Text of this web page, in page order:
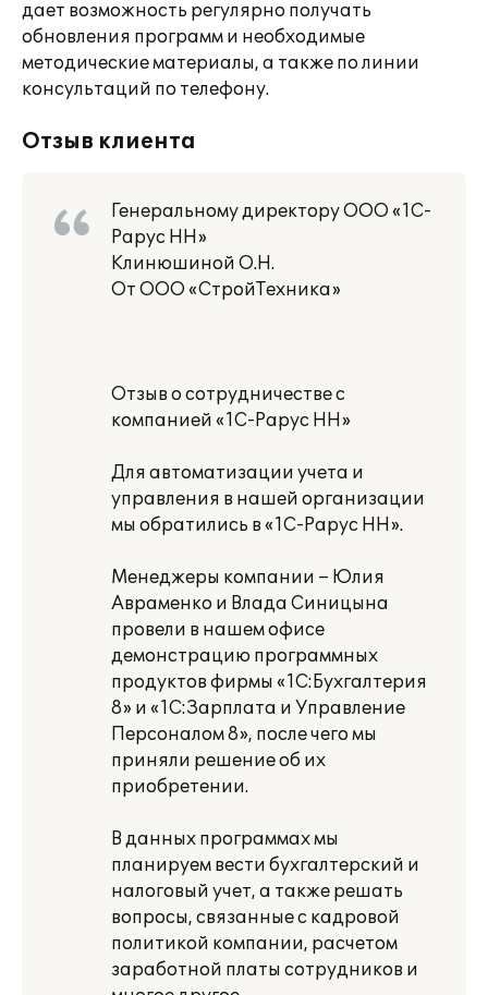
дает возможность регулярно получать
обновления программ и необходимые
методические материалы, а также по линии
консультаций по телефону.
Отзыв клиента
Генеральному директору ООО «1С-
Рарус НН»
Клинюшиной О.Н.
От ООО «СтройТехника»
Отзыв о сотрудничестве с
компанией «1С-Рарус НН»
Для автоматизации учета и
управления в нашей организации
мы обратились в «1С-Рарус НН».
Менеджеры компании – Юлия
Авраменко и Влада Синицына
провели в нашем офисе
демонстрацию программных
продуктов фирмы «1С:Бухгалтерия
8» и «1С:Зарплата и Управление
Персоналом 8», после чего мы
приняли решение об их
приобретении.
В данных программах мы
планируем вести бухгалтерский и
налоговый учет, а также решать
вопросы, связанные с кадровой
политикой компании, расчетом
заработной платы сотрудников и